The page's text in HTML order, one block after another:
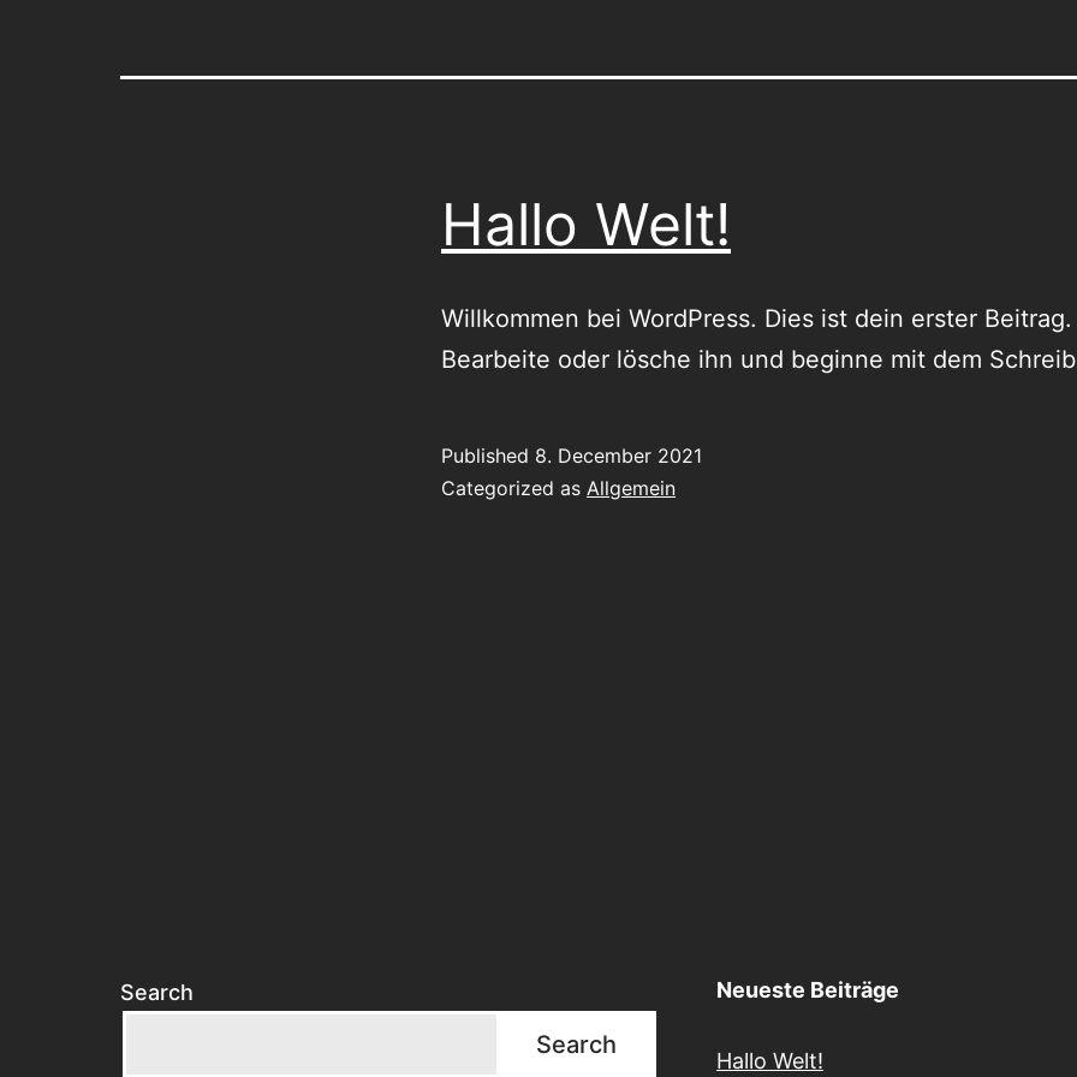
Hallo Welt!
Willkommen bei WordPress. Dies ist dein erster Beitrag.
Bearbeite oder lösche ihn und beginne mit dem
Published 8. December 2021
Categorized as Allgemein
Search
Search
Neueste Beiträge
Hallo Welt!